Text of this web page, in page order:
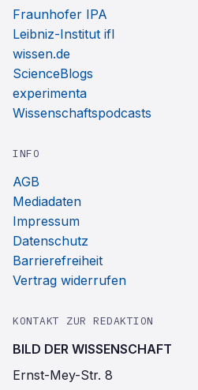
Fraunhofer IPA
Leibniz-Institut ifl
wissen.de
ScienceBlogs
experimenta
Wissenschaftspodcasts
INFO
AGB
Mediadaten
Impressum
Datenschutz
Barrierefreiheit
Vertrag widerrufen
KONTAKT ZUR REDAKTION
BILD DER WISSENSCHAFT
Ernst-Mey-Str. 8